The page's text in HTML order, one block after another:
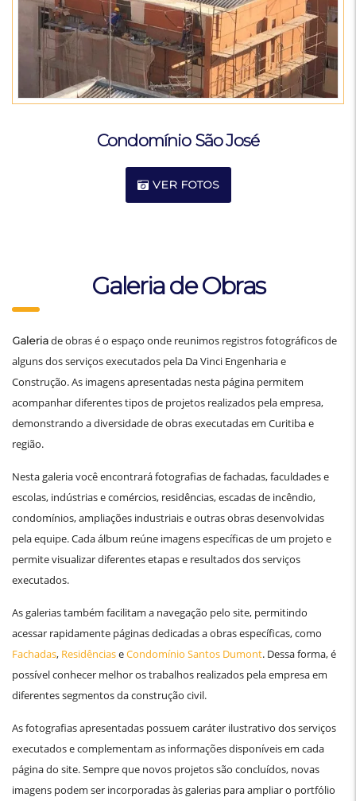
Condomínio São José
VER FOTOS
Galeria de Obras
Galeriade obras é o espaço onde reunimos registros fotográficos de
alguns dos serviços executados pela Da Vinci Engenharia e
Construção. As imagens apresentadas nesta página permitem
acompanhar diferentes tipos de projetos realizados pela empresa,
demonstrando a diversidade de obras executadas em Curitiba e
região.
Nesta galeria você encontrará fotografias de fachadas, faculdades e
escolas, indústrias e comércios, residências, escadas de incêndio,
condomínios, ampliações industriais e outras obras desenvolvidas
pela equipe. Cada álbum reúne imagens específicas de um projeto e
permite visualizar diferentes etapas e resultados dos serviços
executados.
As galerias também facilitam a navegação pelo site, permitindo
acessar rapidamente páginas dedicadas a obras específicas, como
Fachadas, ResidênciaseCondomínio Santos Dumont. Dessa forma, é
possível conhecer melhor os trabalhos realizados pela empresa em
diferentes segmentos da construção civil.
As fotografias apresentadas possuem caráter ilustrativo dos serviços
executados e complementam as informações disponíveis em cada
página do site. Sempre que novos projetos são concluídos, novas
imagens podem ser incorporadas às galerias para ampliar o portfólio